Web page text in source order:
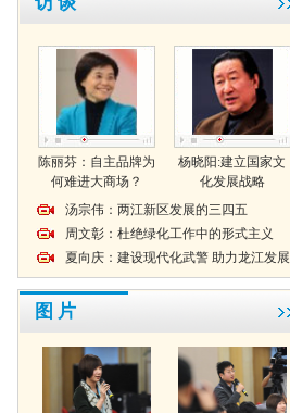
陈丽芬：自主品牌为
何难进大商场？
杨晓阳:建立国家文
化发展战略
汤宗伟：两江新区发展的三四五
周文彰：杜绝绿化工作中的形式主义
夏向庆：建设现代化武警 助力龙江发展
图 片